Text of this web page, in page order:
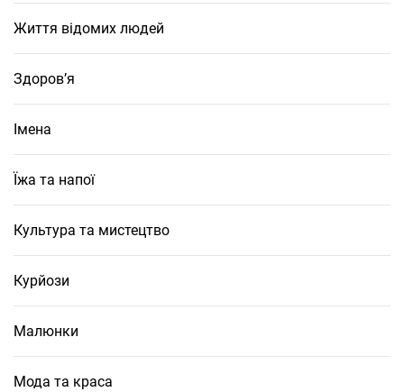
Життя відомих людей
Здоров’я
Імена
Їжа та напої
Культура та мистецтво
Курйози
Малюнки
Мода та краса